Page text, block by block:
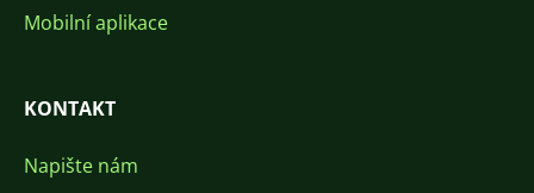
Mobilní aplikace
KONTAKT
Napište nám